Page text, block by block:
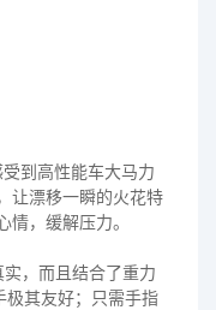
到高性能车大马力
让漂移一瞬的火花特
，缓解压力。
，而且结合了重力
极其友好；只需手指